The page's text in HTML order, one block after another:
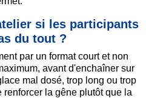
si les participants
du tout ?
par un format court et non
avant d'enchaîner sur
mal dosé, trop long ou trop
la gêne plutôt que la